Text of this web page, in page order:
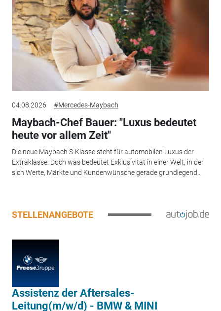
04.08.2026 #Mercedes-Maybach
Maybach-Chef Bauer: "Luxus bedeutet
heute vor allem Zeit"
Die neue Maybach S-Klasse steht für automobilen Luxus der
Extraklasse. Doch was bedeutet Exklusivität in einer Welt, in der
sich Werte, Märkte und Kundenwünsche gerade grundlegend...
STELLENANGEBOTE
Assistenz der Aftersales-
Leitung(m/w/d) - BMW & MINI